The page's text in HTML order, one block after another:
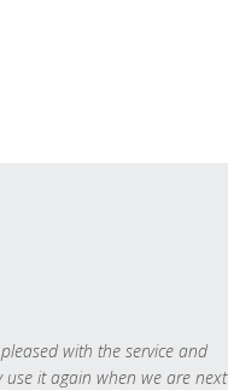
with the service and
it again when we are next